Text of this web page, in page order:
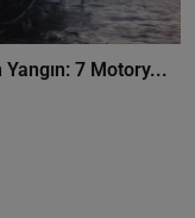
7 Motory...